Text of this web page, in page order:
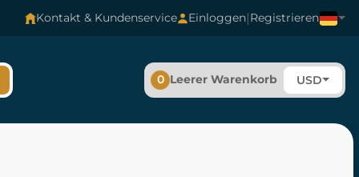
Kontakt & Kundenservice Einloggen|Registrieren
0 Leerer Warenkorb USD